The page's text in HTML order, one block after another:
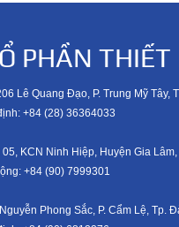
PHẦN
Lê Quang Đạo, P. Trung Mỹ Tây,
+84 (28) 36364033
05, KCN Ninh Hiệp, Huyện Gia
+84 (90) 7999301
Phong Sắc, P. Cẩm Lệ, Tp.